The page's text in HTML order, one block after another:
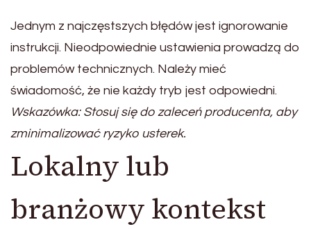
Jednym z najczęstszych błędów jest ignorowanie
instrukcji. Nieodpowiednie ustawienia prowadzą do
problemów technicznych. Należy mieć
świadomość, że nie każdy tryb jest odpowiedni.
Wskazówka: Stosuj się do zaleceń producenta, aby
zminimalizować ryzyko usterek.
Lokalny lub
branżowy kontekst